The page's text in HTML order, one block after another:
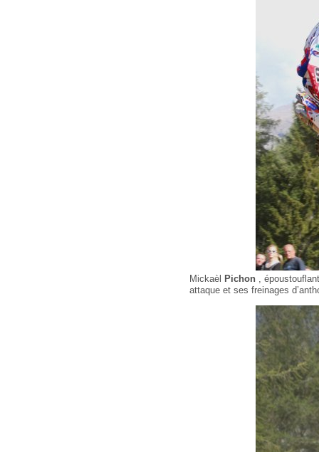
Mickaèl Pichon ,
attaque et ses freinages